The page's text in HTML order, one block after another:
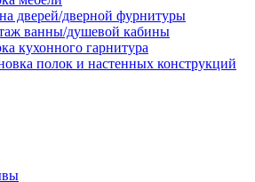
дверей/дверной фурнитуры
ванны/душевой кабины
кухонного гарнитура
полок и настенных конструкций